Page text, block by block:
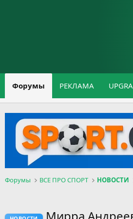
Форумы РЕКЛАМА
Форумы ВСЕ ПРО СПОРТ НОВОСТИ